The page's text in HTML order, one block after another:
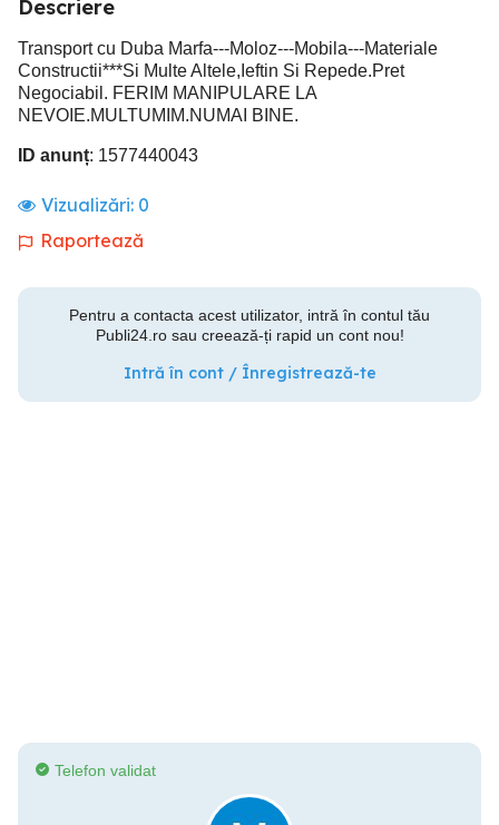
Descriere
Transport cu Duba Marfa---Moloz---Mobila---Materiale
Constructii***Si Multe Altele,Ieftin Si Repede.Pret
Negociabil. FERIM MANIPULARE LA
NEVOIE.MULTUMIM.NUMAI BINE.
ID anunț: 1577440043
Vizualizări: 0
Raportează
Pentru a contacta acest utilizator, intră în contul tău
Publi24.ro sau creează-ți rapid un cont nou!
Intră în cont / Înregistrează-te
Telefon validat